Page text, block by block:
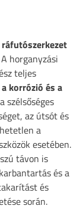
ráfutószerkezet
horganyzási
teljes
korrózió és a
szélsőséges
az útsót és
a
esetében.
távon is
és a
és
során.